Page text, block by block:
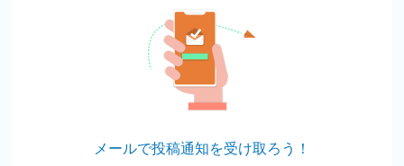
メールで投稿通知を受け取ろう！